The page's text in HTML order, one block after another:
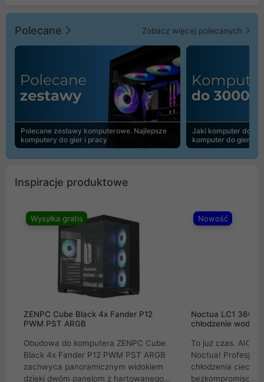
Polecane Zobacz więcej polecanych
Polecane zestawy komputerowe. Najlepsze
komputery do gier i pracy
Jaki komputer do
komputer do gier |
Inspiracje produktowe
Wysyłka gratis
ZENPC Cube Black 4x Fander P12
PWM PST ARGB
Obudowa do komputera ZENPC Cube
Black 4x Fander P12 PWM PST ARGB
zachwyca panoramicznym widokiem
dzięki dwóm panelom z hartowanego
Nowość
Noctua LC1
chłodzenie wodne
To już czas. AIO
Noctua!
chłodzenia cieczą